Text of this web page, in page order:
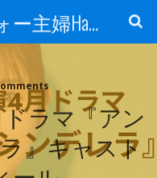
旅大好きアラフォー主婦Happy lifeの道
ラマ『アン
』キャスト